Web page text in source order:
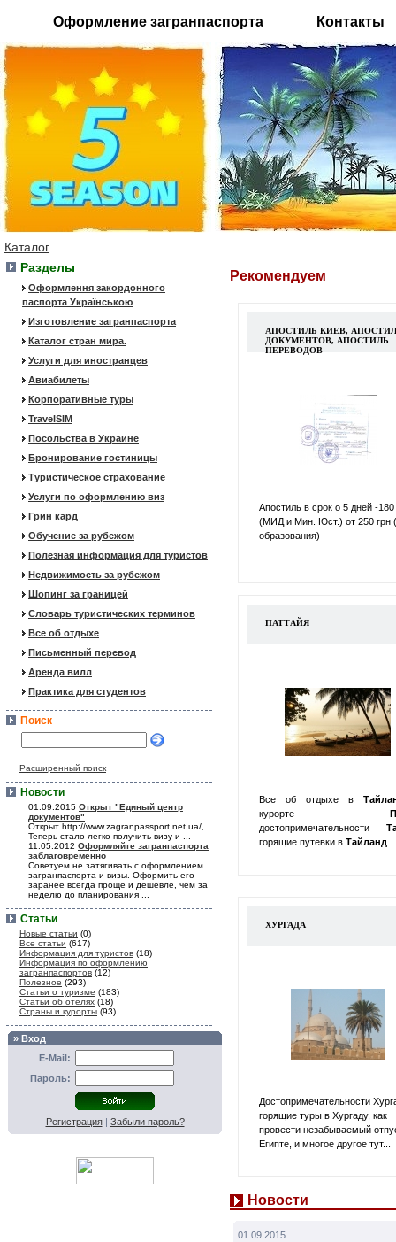
Оформление загранпаспорта Контакты
Каталог
Разделы
Оформлення закордонного
паспорта Українською
Изготовление загранпаспорта
Каталог стран мира.
Услуги для иностранцев
Авиабилеты
Корпоративные туры
TravelSIM
Посольства в Украине
Бронирование гостиницы
Туристическое страхование
Услуги по оформлению виз
Грин кард
Обучение за рубежом
Полезная информация для туристов
Недвижимость за рубежом
Шопинг за границей
Словарь туристических терминов
Все об отдыхе
Письменный перевод
Аренда вилл
Практика для студентов
Поиск
Расширенный поиск
Новости
01.09.2015 Открыт "Единый центр
документов"
Открыт http://www.zagranpassport.net.ua/,
Теперь стало легко получить визу и ...
11.05.2012 Оформляйте загранпаспорта
заблаговременно
Советуем не затягивать с оформлением
загранпаспорта и визы. Оформить его
заранее всегда проще и дешевле, чем за
неделю до планирования ...
Статьи
Новые статьи (0)
Все статьи (617)
Информация для туристов (18)
Информация по оформлению
загранпаспортов (12)
Полезное (293)
Статьи о туризме (183)
Статьи об отелях (18)
Страны и курорты (93)
» Вход
E-Mail:
Пароль:
Регистрация| Забыли пароль?
Рекомендуем
АПОСТИЛЬ КИЕВ,
ДОКУМЕНТОВ, АПОСТИЛЬ
ПЕРЕВОДОВ
Апостиль в срок о 5 дней -180
(МИД и Мин. Юст.) от 250 грн
образования)
ПАТТАЙЯ
Все об отдыхе в
курорте
достопримечательности
горящие путевки в Тайланд
ХУРГАДА
Достопримечательности
горящие туры в Хургаду, как
провести незабываемый
Египте, и многое другое тут...
Новости
01.09.2015